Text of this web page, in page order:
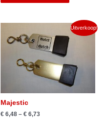
Uitverkoop!
Majestic
€ 6,48 – € 6,73